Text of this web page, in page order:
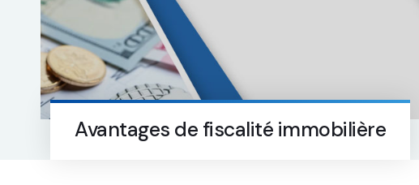
Avantages de fiscalité immobilière